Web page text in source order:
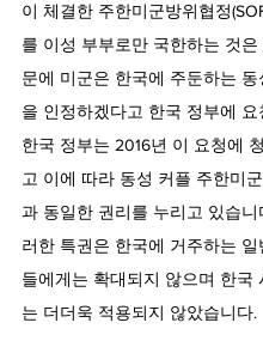
이 체결한 주한미군방위협정
를 이성 부부로만 국한하는 것은
문에 미군은 한국에 주둔하는 동
을 인정하겠다고 한국 정부에 요
한국 정부는 2016년 이 요청에
고 이에 따라 동성 커플 주한미
과 동일한 권리를 누리고 있습니
러한 특권은 한국에 거주하는 일
들에게는 확대되지 않으며 한국
는 더더욱 적용되지 않았습니다.